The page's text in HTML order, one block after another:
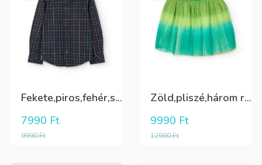
Fekete,piros,fehér,sárga kockás ing
9990Ft
7990 Ft
Zöld,pliszé,három rétegű(alatta csillogó tüll+kiwizöld vászon) szoknya
12990Ft
9990 Ft